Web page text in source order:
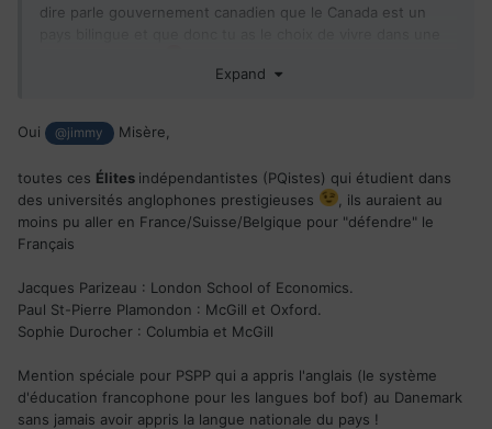
dire parle gouvernement canadien que le Canada est un
Expand
Oui @jimmy Misère,
toutes ces Élites indépendantistes (PQistes) qui étudient dans
des universités anglophones prestigieuses
, ils auraient au
moins pu aller en France/Suisse/Belgique pour "défendre" le
Français
Jacques Parizeau : London School of Economics.
Paul St-Pierre Plamondon : McGill et Oxford.
Sophie Durocher : Columbia et McGill
Mention spéciale pour PSPP qui a appris l'anglais (le système
d'éducation francophone pour les langues bof bof) au Danemark
sans jamais avoir appris la langue nationale du pays !